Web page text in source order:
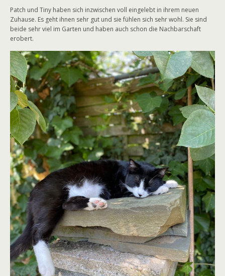
Patch und Tiny haben sich inzwischen voll eingelebt in ihrem neuen
Zuhause. Es geht ihnen sehr gut und sie fühlen sich sehr wohl. Sie sind
beide sehr viel im Garten und haben auch schon die Nachbarschaft
erobert.